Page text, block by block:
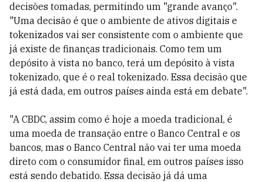
decisões tomadas, permitindo um "grande avanço".
"Uma decisão é que o ambiente de ativos digitais e
tokenizados vai ser consistente com o ambiente que
já existe de finanças tradicionais. Como tem um
depósito à vista no banco, terá um depósito à vista
tokenizado, que é o real tokenizado. Essa decisão que
já está dada, em outros países ainda está em debate".
"A CBDC, assim como é hoje a moeda tradicional, é
uma moeda de transação entre o Banco Central e os
bancos, mas o Banco Central não vai ter uma moeda
direto com o consumidor final, em outros países isso
está sendo debatido. Essa decisão já dá uma